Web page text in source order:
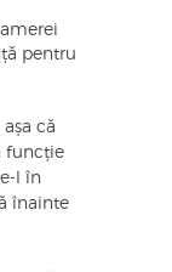
pentru
că
funcție
l în
înainte